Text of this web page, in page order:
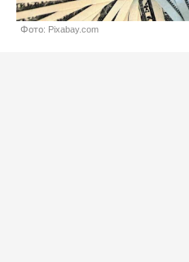
Фото: Pixabay.com